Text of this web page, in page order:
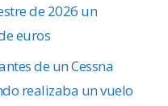
de 2026 un
euros
de un Cessna
realizaba un vuelo